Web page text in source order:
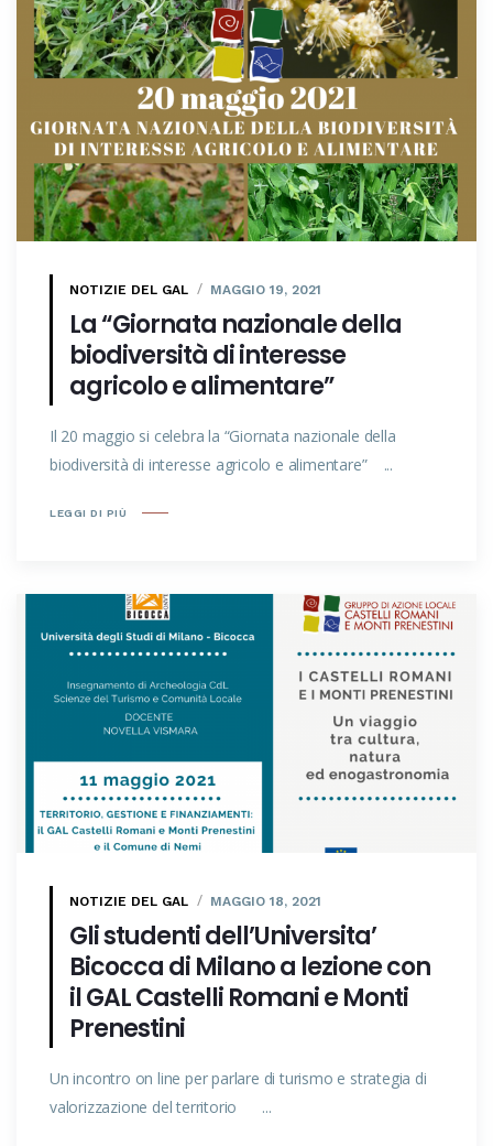
NOTIZIE DEL GAL MAGGIO 19, 2021
La “Giornata nazionale della
biodiversità di interesse
agricolo e alimentare”
Il 20 maggio si celebra la “Giornata nazionale della
biodiversità di interesse agricolo e alimentare” ...
LEGGI DI PIÙ
NOTIZIE DEL GAL MAGGIO 18, 2021
Gli studenti dell’Universita’
Bicocca di Milano a lezione con
il GAL Castelli Romani e Monti
Prenestini
Un incontro on line per parlare di turismo e strategia di
valorizzazione del territorio ...